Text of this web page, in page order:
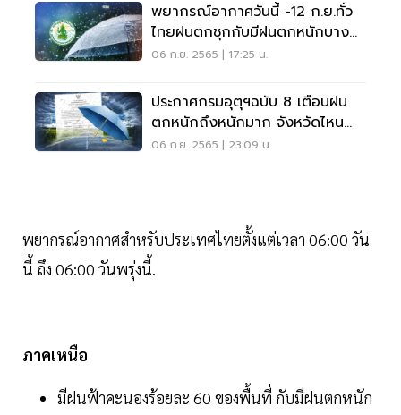
พยากรณ์อากาศวันนี้ -12 ก.ย.ทั่ว
ไทยฝนตกชุกกับมีฝนตกหนักบาง
แห่ง
06 ก.ย. 2565 | 17:25 น.
ประกาศกรมอุตุฯฉบับ 8 เตือนฝน
ตกหนักถึงหนักมาก จังหวัดไหน
บ้าง เช็คเลย
06 ก.ย. 2565 | 23:09 น.
พยากรณ์อากาศสำหรับประเทศไทยตั้งแต่เวลา 06:00 วัน
นี้ ถึง 06:00 วันพรุ่งนี้.
ภาคเหนือ
มีฝนฟ้าคะนองร้อยละ 60 ของพื้นที่ กับมีฝนตกหนัก